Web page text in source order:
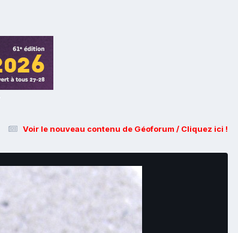
Voir le nouveau contenu de Géoforum / Cliquez ici !